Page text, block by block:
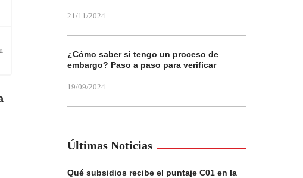
21/11/2024
¿Cómo saber si tengo un proceso de
embargo? Paso a paso para verificar
19/09/2024
Últimas Noticias
Qué subsidios recibe el puntaje C01 en la